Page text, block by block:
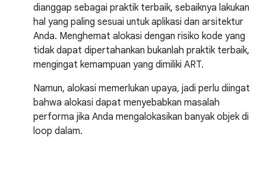
dianggap sebagai praktik terbaik, sebaiknya lakukan
hal yang paling sesuai untuk aplikasi dan arsitektur
Anda. Menghemat alokasi dengan risiko kode yang
tidak dapat dipertahankan bukanlah praktik terbaik,
mengingat kemampuan yang dimiliki ART.
Namun, alokasi memerlukan upaya, jadi perlu diingat
bahwa alokasi dapat menyebabkan masalah
performa jika Anda mengalokasikan banyak objek di
loop dalam.